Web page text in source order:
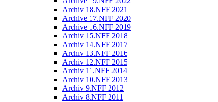
Archiv 18.NFF 2021
Archive 17.NFF 2020
Archive 16.NFF 2019
Archiv 15.NFF 2018
Archiv 14.NFF 2017
Archiv 13.NFF 2016
Archiv 12.NFF 2015
Archiv 11.NFF 2014
Archiv 10.NFF 2013
Archiv 9.NFF 2012
Archiv 8.NFF 2011